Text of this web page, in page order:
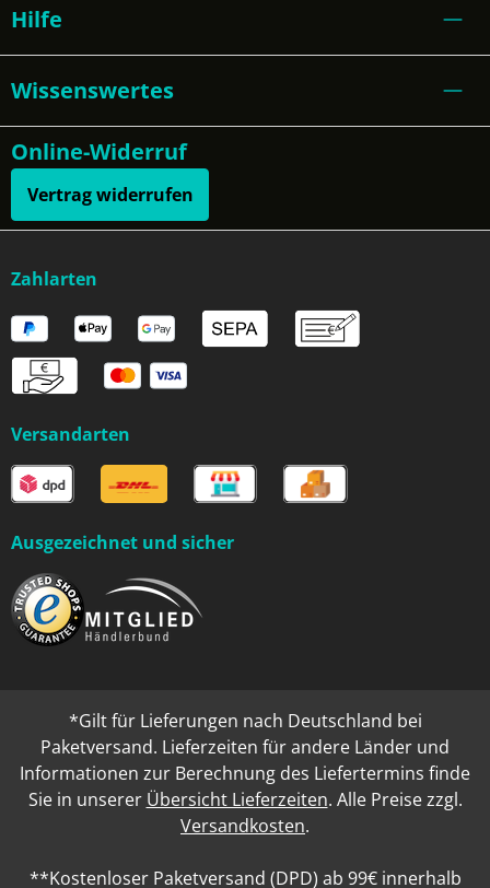
Hilfe
Wissenswertes
Online-Widerruf
Vertrag widerrufen
Zahlarten
Versandarten
Ausgezeichnet und sicher
*Gilt für Lieferungen nach Deutschland bei
Paketversand. Lieferzeiten für andere Länder und
Informationen zur Berechnung des Liefertermins finde
Sie in unserer Übersicht Lieferzeiten. Alle Preise zzgl.
Versandkosten.
**Kostenloser Paketversand (DPD) ab 99€ innerhalb